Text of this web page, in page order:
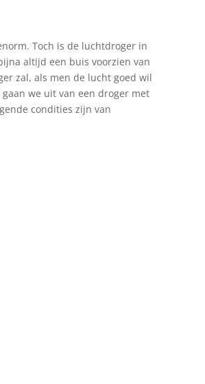
Toch is de luchtdroger in
altijd een buis voorzien van
zal, als men de lucht goed wil
we uit van een droger met
condities zijn van